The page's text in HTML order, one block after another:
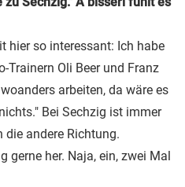
hier so interessant: Ich habe
Trainern Oli Beer und Franz
arbeiten, da wäre es
Bei Sechzig ist immer
andere Richtung.
gerne her. Naja, ein, zwei Mal